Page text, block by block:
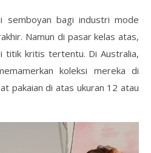
semboyan bagi industri mode
Namun di pasar kelas atas,
titik kritis tertentu. Di Australia,
koleksi mereka di
pakaian di atas ukuran 12 atau